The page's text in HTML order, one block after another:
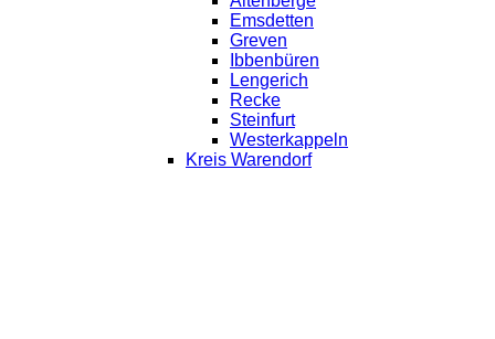
Emsdetten
Greven
Ibbenbüren
Lengerich
Recke
Steinfurt
Westerkappeln
Kreis Warendorf